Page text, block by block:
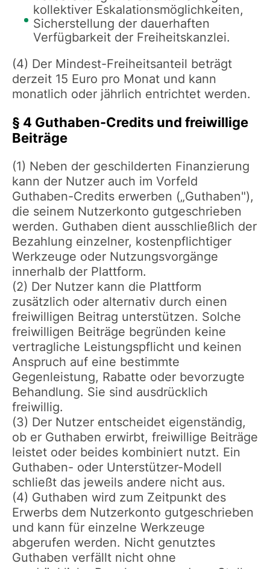
kollektiver Eskalationsmöglichkeiten,
Sicherstellung der dauerhaften
Verfügbarkeit der Freiheitskanzlei.
(4) Der Mindest-Freiheitsanteil beträgt
derzeit 15 Euro pro Monat und kann
monatlich oder jährlich entrichtet werden.
§ 4 Guthaben-Credits und freiwillige
Beiträge
(1) Neben der geschilderten Finanzierung
kann der Nutzer auch im Vorfeld
Guthaben-Credits erwerben („Guthaben"),
die seinem Nutzerkonto gutgeschrieben
werden. Guthaben dient ausschließlich der
Bezahlung einzelner, kostenpflichtiger
Werkzeuge oder Nutzungsvorgänge
innerhalb der Plattform.
(2) Der Nutzer kann die Plattform
zusätzlich oder alternativ durch einen
freiwilligen Beitrag unterstützen. Solche
freiwilligen Beiträge begründen keine
vertragliche Leistungspflicht und keinen
Anspruch auf eine bestimmte
Gegenleistung, Rabatte oder bevorzugte
Behandlung. Sie sind ausdrücklich
freiwillig.
(3) Der Nutzer entscheidet eigenständig,
ob er Guthaben erwirbt, freiwillige Beiträge
leistet oder beides kombiniert nutzt. Ein
Guthaben- oder Unterstützer-Modell
schließt das jeweils andere nicht aus.
(4) Guthaben wird zum Zeitpunkt des
Erwerbs dem Nutzerkonto gutgeschrieben
und kann für einzelne Werkzeuge
abgerufen werden. Nicht genutztes
Guthaben verfällt nicht ohne